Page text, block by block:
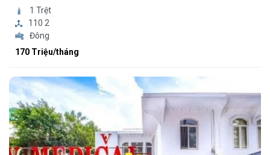
1 Trệt
110 2
Đông
170 Triệu/tháng